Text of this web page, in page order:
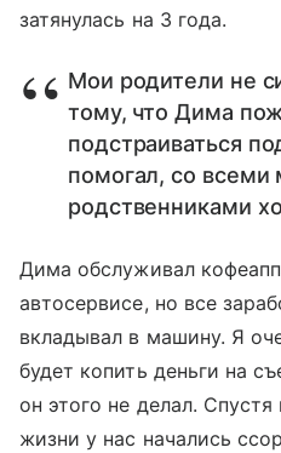
затянулась на 3 года.
Мои родители не
тому, что Дима
подстраиваться
помогал, со всеми
родственниками
Дима обслуживал
автосервисе, но все
вкладывал в машину. Я
будет копить деньги на
он этого не делал.
жизни у нас начались